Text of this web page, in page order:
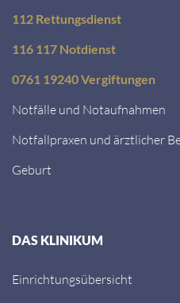
112 Rettungsdienst
116 117 Notdienst
0761 19240 Vergiftungen
Notfälle und Notaufnahmen
Notfallpraxen und ärztlicher
Geburt
DAS KLINIKUM
Einrichtungsübersicht